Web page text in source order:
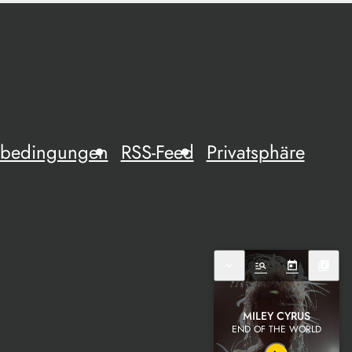
RSS-Feed Privatsphäre
manage_search today
MILEY CYRUS
END OF THE WORLD